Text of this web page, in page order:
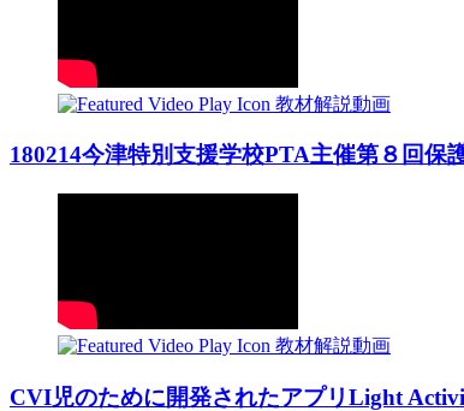
教材解説動画
180214今津特別支援学校PTA主催第８回保
教材解説動画
CVI児のために開発されたアプリLight